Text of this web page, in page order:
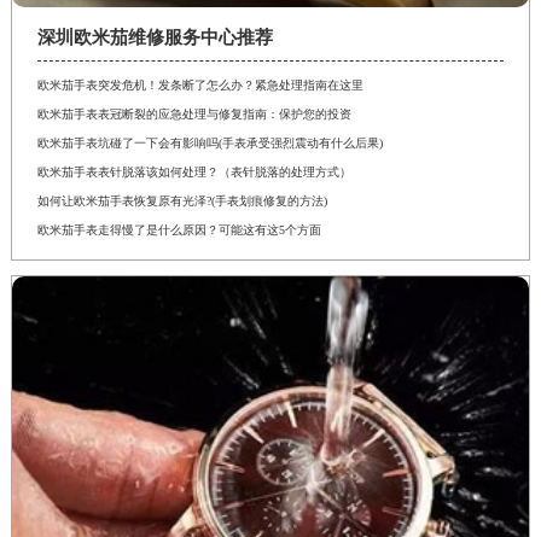
深圳欧米茄维修服务中心推荐
欧米茄手表突发危机！发条断了怎么办？紧急处理指南在这里
欧米茄手表表冠断裂的应急处理与修复指南：保护您的投资
欧米茄手表坑碰了一下会有影响吗(手表承受强烈震动有什么后果)
欧米茄手表表针脱落该如何处理？（表针脱落的处理方式）
如何让欧米茄手表恢复原有光泽?(手表划痕修复的方法)
欧米茄手表走得慢了是什么原因？可能这有这5个方面